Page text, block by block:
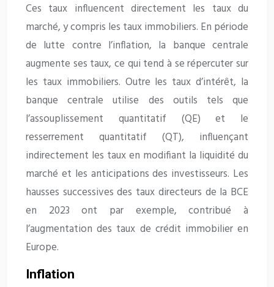
Ces taux influencent directement les taux du
marché, y compris les taux immobiliers. En période
de lutte contre l’inflation, la banque centrale
augmente ses taux, ce qui tend à se répercuter sur
les taux immobiliers. Outre les taux d’intérêt, la
banque centrale utilise des outils tels que
l’assouplissement quantitatif (QE) et le
resserrement quantitatif (QT), influençant
indirectement les taux en modifiant la liquidité du
marché et les anticipations des investisseurs. Les
hausses successives des taux directeurs de la BCE
en 2023 ont par exemple, contribué à
l’augmentation des taux de crédit immobilier en
Europe.
Inflation